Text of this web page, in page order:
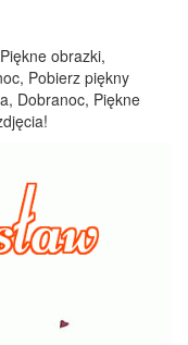
obrazki,
Pobierz piękny
Dobranoc, Piękne